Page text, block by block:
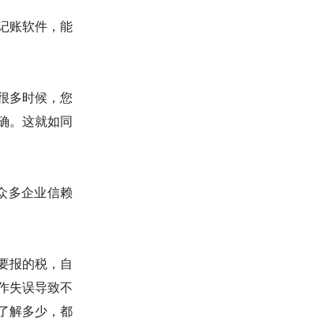
账软件，能
多时候，您
。这就如同
多企业信赖
报的税，自
失误导致不
解多少，都